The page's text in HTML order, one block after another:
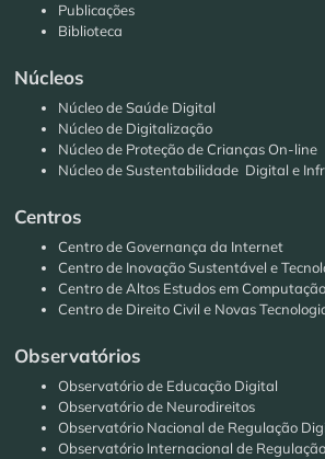
Publicações
Biblioteca
Núcleos
Núcleo de Saúde Digital
Núcleo de Digitalização
Núcleo de Proteção de Crianças On-line
Núcleo de Sustentabilidade Digital e
Centros
Centro de Governança da Internet
Centro de Inovação Sustentável e
Centro de Altos Estudos em
Centro de Direito Civil e Novas
Observatórios
Observatório de Educação Digital
Observatório de Neurodireitos
Observatório Nacional de Regulação
Observatório Internacional de